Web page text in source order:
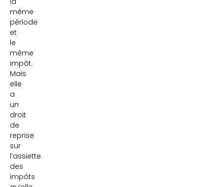
même
période
et
le
même
impôt.
Mais
elle
a
un
droit
de
reprise
sur
l’assiette
des
impôts